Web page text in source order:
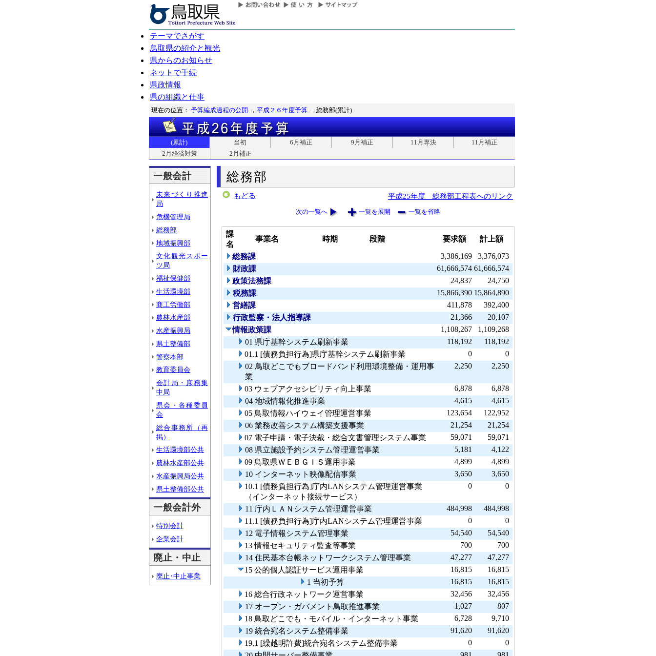
テーマでさがす
鳥取県の紹介と観光
県からのお知らせ
ネットで手続
県政情報
県の組織と仕事
現在の位置： 予算編成過程の公開 平成２６年度予算 総務部(累計)
(累計) 当初 6月補正 9月補正 11月専決
11月補正
2月経済対策
2月補正
一般会計
未来づくり推進
局
危機管理局
総務部
地域振興部
文化観光スポー
ツ局
福祉保健部
生活環境部
商工労働部
農林水産部
水産振興局
県土整備部
警察本部
教育委員会
会計局・庶務集
中局
県会・各種委員
会
総合事務所（再
掲）
生活環境部公共
農林水産部公共
水産振興局公共
県土整備部公共
一般会計外
特別会計
企業会計
廃止・中止
廃止･中止事業
総務部
もどる 平成25年度 総務部工程表へのリンク
次の一覧へ 一覧を展開 一覧を省略
課
名
事業名 時期 段階 要求額 計上額
総務課 3,386,169
3,376,073
財政課
61,666,574 61,666,574
政策法務課
24,837
24,750
税務課
15,866,390 15,864,890
営繕課
411,878
392,400
行政監察・法人指導課
21,366
20,107
情報政策課
1,108,267
1,109,268
01 県庁基幹システム刷新事業
118,192
118,192
01.1 [債務負担行為]県庁基幹システム刷新事業
0
0
02 鳥取どこでもブロードバンド利用環境整備・運用事
業
2,250 2,250
03 ウェブアクセシビリティ向上事業 6,878
6,878
04 地域情報化推進事業
4,615
4,615
05 鳥取情報ハイウェイ管理運営事業
123,654
122,952
06 業務改善システム構築支援事業
21,254
21,254
07 電子申請・電子決裁・総合文書管理システム事業
59,071
59,071
08 県立施設予約システム管理運営事業
5,181
4,122
09 鳥取県ＷＥＢＧＩＳ運用事業
4,899
4,899
10 インターネット映像配信事業
3,650
3,650
10.1 [債務負担行為]庁内LANシステム管理運営事業
（インターネット接続サービス）
0 0
11 庁内ＬＡＮシステム管理運営事業 484,998
484,998
11.1 [債務負担行為]庁内LANシステム管理運営事業
0
0
12 電子情報システム管理事業
54,540
54,540
13 情報セキュリティ監査等事業
700
700
14 住民基本台帳ネットワークシステム管理事業
47,277
47,277
15 公的個人認証サービス運用事業
16,815
16,815
1 当初予算
16,815
16,815
16 総合行政ネットワーク運営事業
32,456
32,456
17 オープン・ガバメント鳥取推進事業
1,027
807
18 鳥取どこでも・モバイル・インターネット事業
6,728
9,710
19 統合宛名システム整備事業
91,620
91,620
19.1 [繰越明許費]統合宛名システム整備事業
0
0